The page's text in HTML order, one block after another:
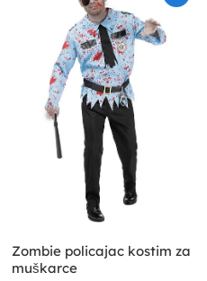
Zombie policajac kostim za
muškarce